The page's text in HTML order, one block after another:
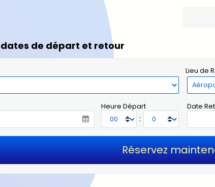
de départ et retour
Lieu de
Heure Départ
:
Date